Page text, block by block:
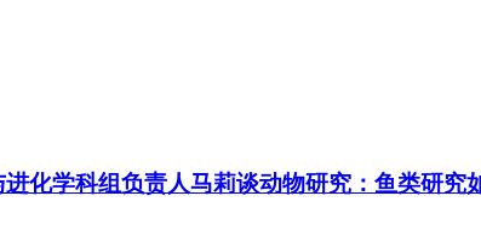
化学科组负责人马莉谈动物研究：鱼类研究